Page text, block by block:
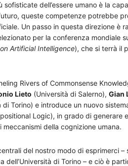
sofisticate dell’essere umano è la
queste competenze potrebbe
Un passo in questa direzione è
per la conferenza mondiale
Artificial Intelligence), che si terrà il
Rivers of Commonsense
Lieto (Università di Salerno), Gian
di Torino) e introduce un nuovo
Logic), in grado di generare
della cognizione umana.
del nostro modo di esprimerci –
di Torino – e ciò è